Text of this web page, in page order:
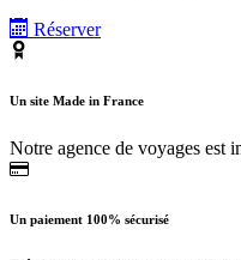
Réserver
Un site Made in France
Notre agence de voyages est
Un paiement 100% sécurisé